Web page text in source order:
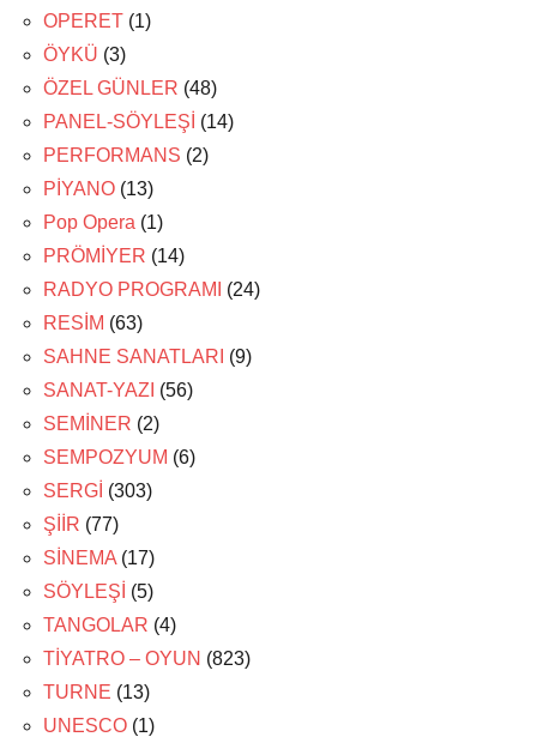
OPERET (1)
ÖYKÜ (3)
ÖZEL GÜNLER (48)
PANEL-SÖYLEŞİ (14)
PERFORMANS (2)
PİYANO (13)
Pop Opera (1)
PRÖMİYER (14)
RADYO PROGRAMI
(24)
RESİM (63)
SAHNE SANATLARI (9)
SANAT-YAZI (56)
SEMİNER (2)
SEMPOZYUM (6)
SERGİ (303)
ŞİİR (77)
SİNEMA (17)
SÖYLEŞİ (5)
TANGOLAR (4)
TİYATRO – OYUN (823)
TURNE (13)
UNESCO (1)